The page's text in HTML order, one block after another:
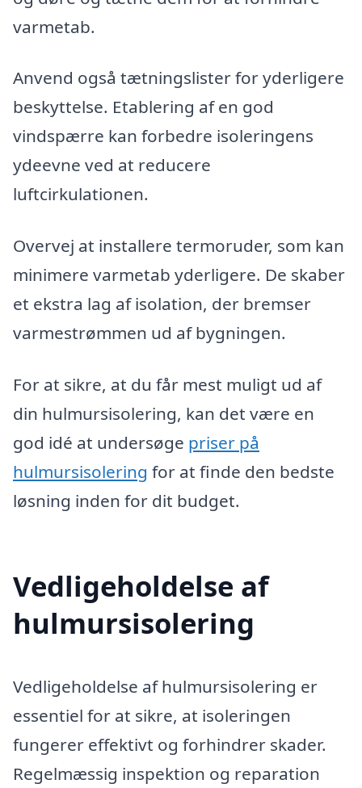
varmetab.
Anvend også tætningslister for yderligere
beskyttelse. Etablering af en god
vindspærre kan forbedre isoleringens
ydeevne ved at reducere
luftcirkulationen.
Overvej at installere termoruder, som kan
minimere varmetab yderligere. De skaber
et ekstra lag af isolation, der bremser
varmestrømmen ud af bygningen.
For at sikre, at du får mest muligt ud af
din hulmursisolering, kan det være en
god idé at undersøge priser på
hulmursisolering for at finde den bedste
løsning inden for dit budget.
Vedligeholdelse af
hulmursisolering
Vedligeholdelse af hulmursisolering er
essentiel for at sikre, at isoleringen
fungerer effektivt og forhindrer skader.
Regelmæssig inspektion og reparation